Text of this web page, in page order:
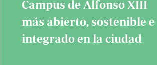
Campus de Alfonso XIII
más abierto, sostenible e
integrado en la ciudad